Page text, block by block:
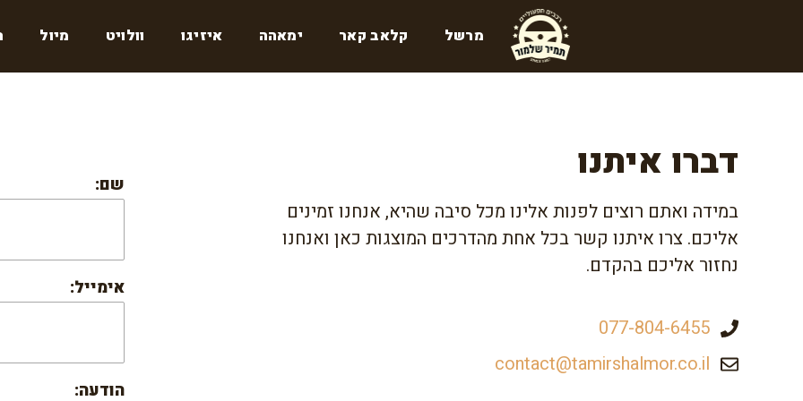
מרשל קלאב קאר ימאהה איזיגו וולויט מיול
דברו איתנו
במידה ואתם רוצים לפנות אלינו מכל סיבה שהיא, אנחנו זמינים
אליכם. צרו איתנו קשר בכל אחת מהדרכים המוצגות כאן ואנחנו
נחזור אליכם בהקדם.
077-804-6455
contact@tamirshalmor.co.il
שם:
אימייל:
הודעה: